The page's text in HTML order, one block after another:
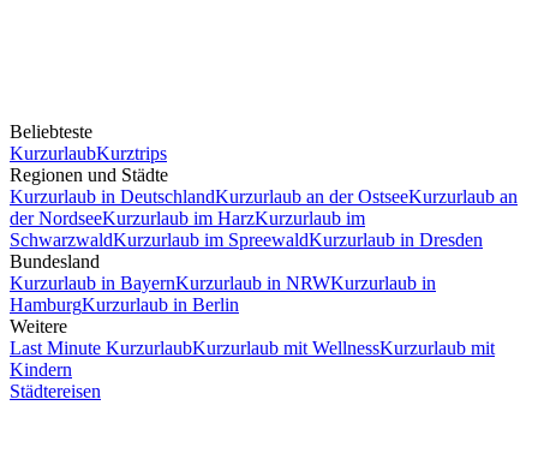
Beliebteste
KurzurlaubKurztrips
Regionen und Städte
Kurzurlaub in DeutschlandKurzurlaub an der OstseeKurzurlaub an
der NordseeKurzurlaub im HarzKurzurlaub im
SchwarzwaldKurzurlaub im SpreewaldKurzurlaub in Dresden
Bundesland
Kurzurlaub in BayernKurzurlaub in NRWKurzurlaub in
HamburgKurzurlaub in Berlin
Weitere
Last Minute KurzurlaubKurzurlaub mit WellnessKurzurlaub mit
Kindern
Städtereisen